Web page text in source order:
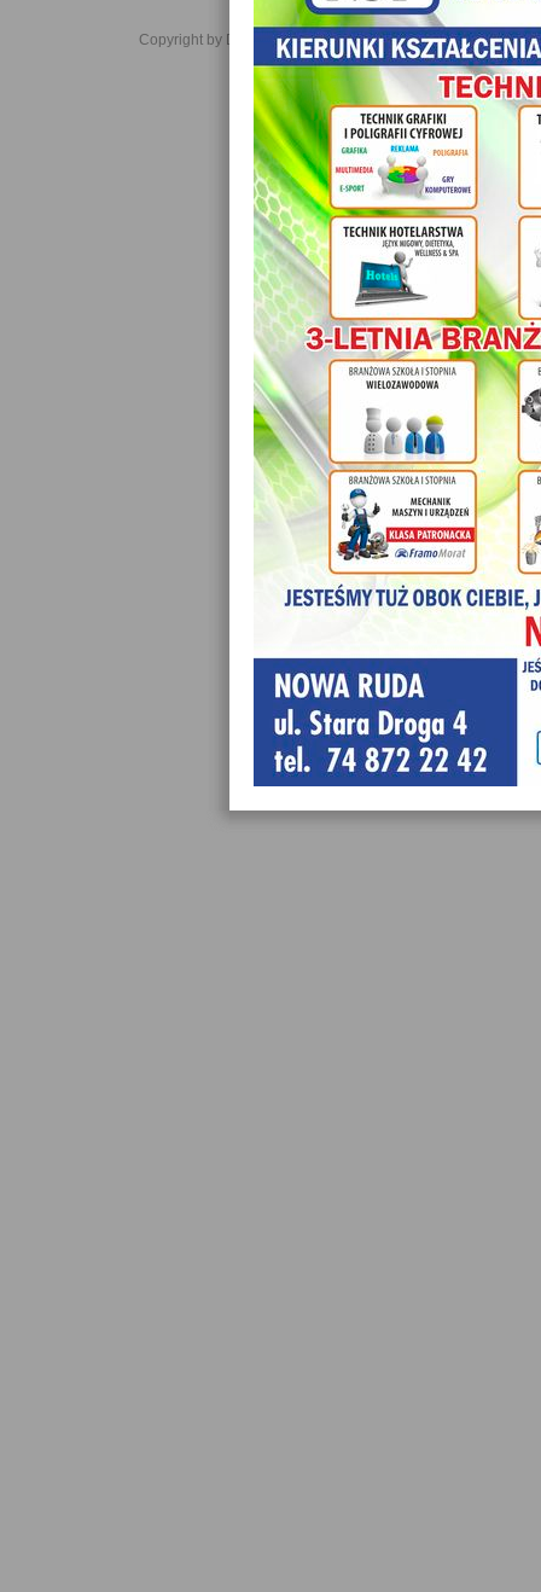
Copyright by Daniel JabĹoĹski 2006-2021. All rights